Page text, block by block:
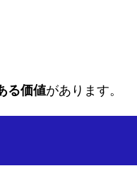
る価値があります。